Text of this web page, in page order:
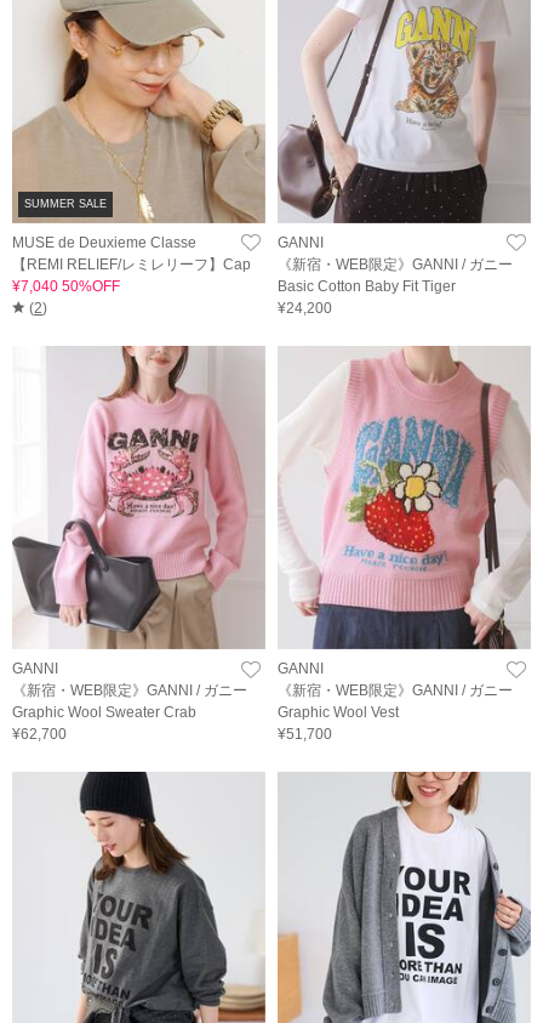
SUMMER SALE
MUSE de Deuxieme Classe
【REMI RELIEF/レミレリーフ】Cap
¥7,040 50%OFF
(2)
GANNI
《新宿・WEB限定》GANNI / ガニー
Basic Cotton Baby Fit Tiger
¥24,200
GANNI
《新宿・WEB限定》GANNI / ガニー
Graphic Wool Sweater Crab
¥62,700
GANNI
《新宿・WEB限定》GANNI / ガニー
Graphic Wool Vest
¥51,700